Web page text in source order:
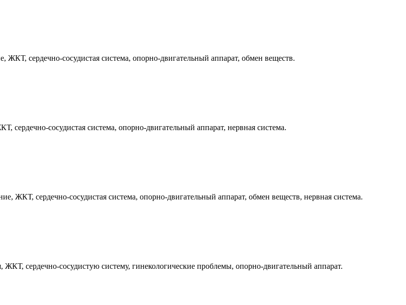
сердечно-сосудистая система, опорно-двигательный аппарат, обмен веществ.
сосудистая система, опорно-двигательный аппарат, нервная система.
ЖКТ, сердечно-сосудистая система, опорно-двигательный аппарат, обмен веществ, нервная система.
сердечно-сосудистую систему, гинекологические проблемы, опорно-двигательный аппарат.